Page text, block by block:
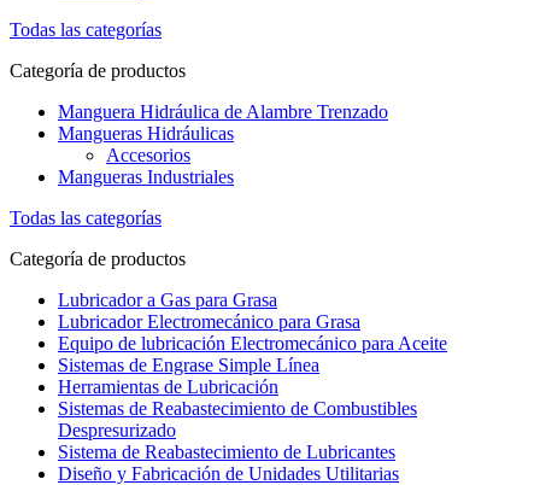
Todas las categorías
Categoría de productos
Manguera Hidráulica de Alambre Trenzado
Mangueras Hidráulicas
Accesorios
Mangueras Industriales
Todas las categorías
Categoría de productos
Lubricador a Gas para Grasa
Lubricador Electromecánico para Grasa
Equipo de lubricación Electromecánico para Aceite
Sistemas de Engrase Simple Línea
Herramientas de Lubricación
Sistemas de Reabastecimiento de Combustibles
Despresurizado
Sistema de Reabastecimiento de Lubricantes
Diseño y Fabricación de Unidades Utilitarias